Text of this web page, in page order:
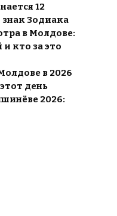
12
Зодиака
в Молдове:
кто за это
в 2026
день
2026: